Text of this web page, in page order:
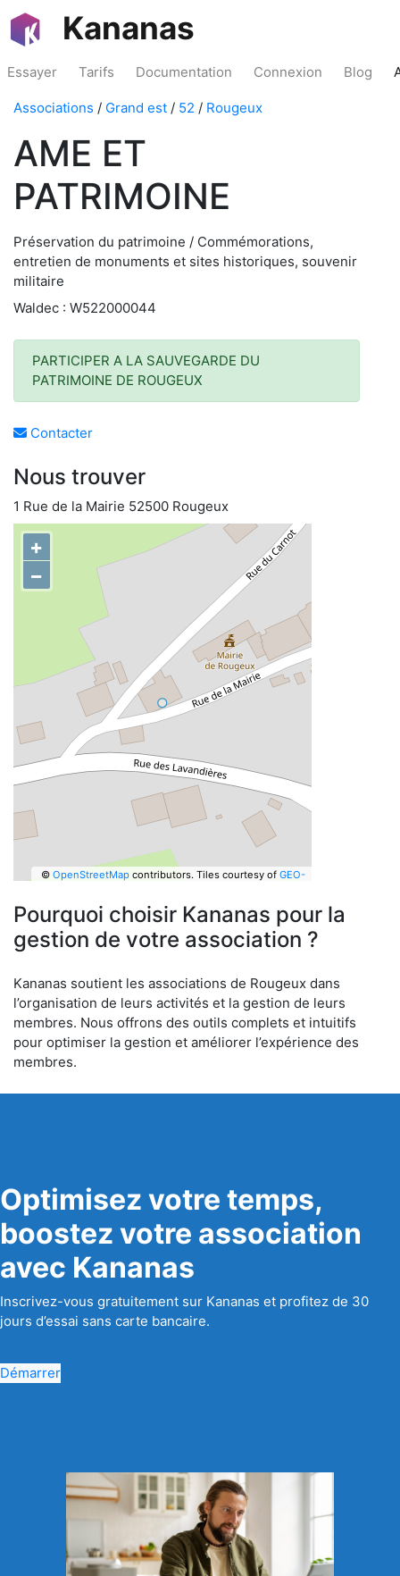
Kananas
Essayer Tarifs Documentation Connexion Blog
Associations / Grand est / 52 / Rougeux
AME ET
PATRIMOINE
Préservation du patrimoine / Commémorations,
entretien de monuments et sites historiques, souvenir
militaire
Waldec : W522000044
PARTICIPER A LA SAUVEGARDE DU
PATRIMOINE DE ROUGEUX
Contacter
Nous trouver
1 Rue de la Mairie 52500 Rougeux
+
−
© OpenStreetMapcontributors. Tiles courtesy of GEO-
Pourquoi choisir Kananas pour la
gestion de votre association ?
Kananas soutient les associations de Rougeux dans
l’organisation de leurs activités et la gestion de leurs
membres. Nous offrons des outils complets et intuitifs
pour optimiser la gestion et améliorer l’expérience des
membres.
Optimisez votre temps,
boostez votre association
avec Kananas
Inscrivez-vous gratuitement sur Kananas et profitez de 30
jours d’essai sans carte bancaire.
Démarrer